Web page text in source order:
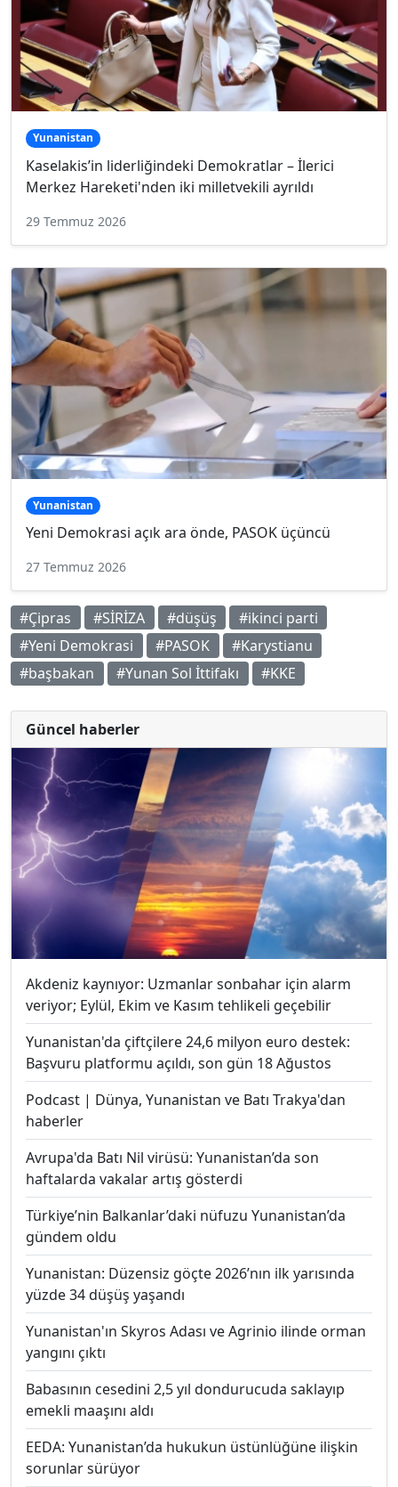
Yunanistan
Kaselakis’in liderliğindeki Demokratlar – İlerici
Merkez Hareketi'nden iki milletvekili ayrıldı
29 Temmuz 2026
Yunanistan
Yeni Demokrasi açık ara önde, PASOK üçüncü
27 Temmuz 2026
#Çipras #SİRİZA #düşüş
#ikinci parti
#Yeni Demokrasi
#PASOK
#Karystianu
#başbakan
#Yunan Sol İttifakı #KKE
Güncel haberler
Akdeniz kaynıyor: Uzmanlar sonbahar için alarm
veriyor; Eylül, Ekim ve Kasım tehlikeli geçebilir
Yunanistan'da çiftçilere 24,6 milyon euro destek:
Başvuru platformu açıldı, son gün 18 Ağustos
Podcast | Dünya, Yunanistan ve Batı Trakya'dan
haberler
Avrupa'da Batı Nil virüsü: Yunanistan’da son
haftalarda vakalar artış gösterdi
Türkiye’nin Balkanlar’daki nüfuzu Yunanistan’da
gündem oldu
Yunanistan: Düzensiz göçte 2026’nın ilk yarısında
yüzde 34 düşüş yaşandı
Yunanistan'ın Skyros Adası ve Agrinio ilinde orman
yangını çıktı
Babasının cesedini 2,5 yıl dondurucuda saklayıp
emekli maaşını aldı
EEDA: Yunanistan’da hukukun üstünlüğüne ilişkin
sorunlar sürüyor